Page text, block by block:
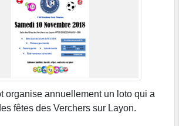
organise annuellement un loto qui a
fêtes des Verchers sur Layon.